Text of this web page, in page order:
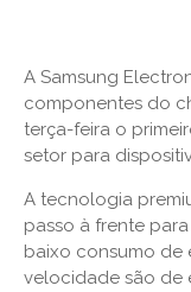
A Samsung
componentes do
terça-feira o
setor para
A tecnologia
passo à frente
baixo consumo de
velocidade são de